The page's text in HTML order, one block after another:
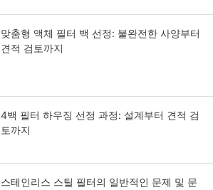
맞춤형 액체 필터 백 선정: 불완전한 사양부터
견적 검토까지
4백 필터 하우징 선정 과정: 설계부터 견적 검
토까지
스테인리스 스틸 필터의 일반적인 문제 및 문